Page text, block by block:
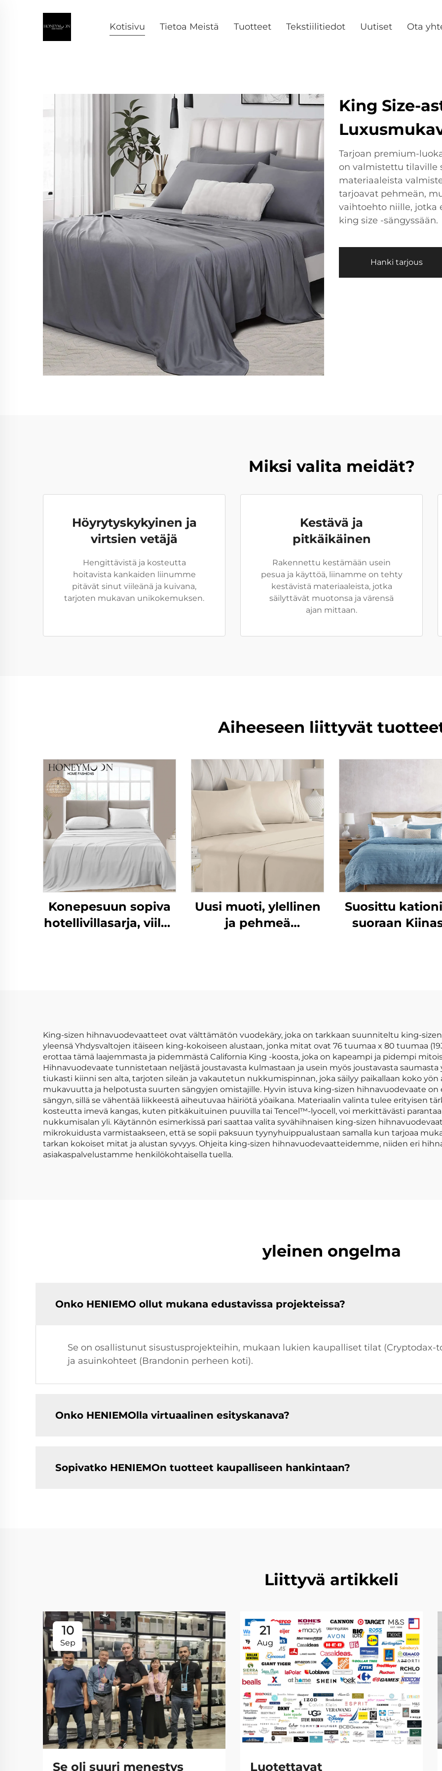
Kotisivu Tietoa Meistä Tuotteet Tekstiilitiedot Uutiset Ota
King Size-
Tarjoan premium-
on valmistettu tilaville
materiaaleista
tarjoavat pehmeän,
vaihtoehto niille, jotka
king size -sängyssään.
Hanki tarjous
Miksi valita meidät?
Höyrytyskykyinen ja
virtsien vetäjä
Hengittävistä ja kosteutta
hoitavista kankaiden liinumme
pitävät sinut viileänä ja kuivana,
tarjoten mukavan unikokemuksen.
Kestävä ja
pitkäikäinen
Rakennettu kestämään usein
pesua ja käyttöä, liinamme on tehty
kestävistä materiaaleista, jotka
säilyttävät muotonsa ja värensä
ajan mittaan.
Aiheeseen liittyvät
Konepesuun sopiva
hotellivillasarja, viileä
Uusi muoti, ylellinen
ja pehmeä
vuodenaikoihin
Suosittu
suoraan
King-sizen hihnavuodevaatteet ovat välttämätön vuodekäry, joka on tarkkaan suunniteltu king-
yleensä Yhdysvaltojen itäiseen king-kokoiseen alustaan, jonka mitat ovat 76 tuumaa x 80 tuumaa
erottaa tämä laajemmasta ja pidemmästä California King -koosta, joka on kapeampi ja pidempi
Hihnavuodevaate tunnistetaan neljästä joustavasta kulmastaan ja usein myös joustavasta
tiukasti kiinni sen alta, tarjoten sileän ja vakautetun nukkumispinnan, joka säilyy paikallaan koko
mukavuutta ja helpotusta suurten sängyjen omistajille. Hyvin istuva king-sizen hihnavuodevaate
sängyn, sillä se vähentää liikkeestä aiheutuvaa häiriötä yöaikana. Materiaalin valinta tulee erityisen
kosteutta imevä kangas, kuten pitkäkuituinen puuvilla tai Tencel™-lyocell, voi merkittävästi
nukkumisalan yli. Käytännön esimerkissä pari saattaa valita syvähihnaisen king-sizen
mikrokuidusta varmistaakseen, että se sopii paksuun tyynyhuippualustaan samalla kun tarjoaa
tarkan kokoiset mitat ja alustan syvyys. Ohjeita king-sizen hihnavuodevaatteidemme, niiden eri
asiakaspalvelustamme henkilökohtaisella tuella.
yleinen ongelma
Onko HENIEMO ollut mukana edustavissa projekteissa?
Se on osallistunut sisustusprojekteihin, mukaan lukien kaupalliset tilat (Cryptodax-
ja asuinkohteet (Brandonin perheen koti).
Onko HENIEMOlla virtuaalinen esityskanava?
Sopivatko HENIEMOn tuotteet kaupalliseen hankintaan?
Liittyvä artikkeli
10
Sep
Se oli suuri menestys
21
Aug
Luotettavat